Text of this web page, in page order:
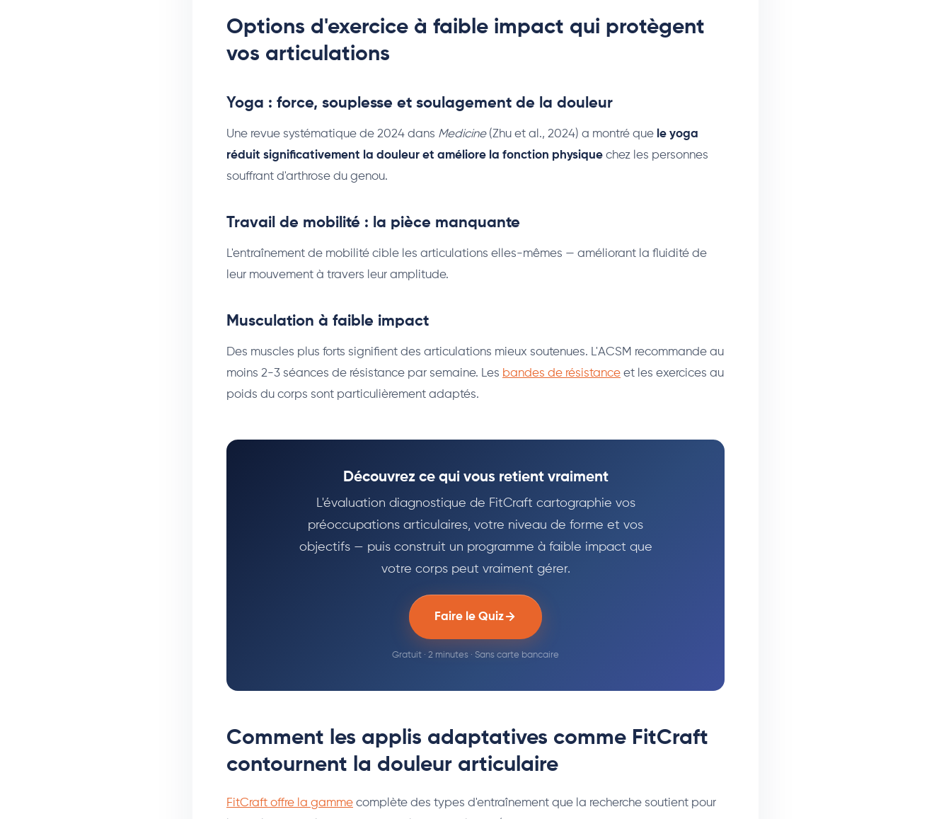
Options d'exercice à faible impact qui protègent
vos articulations
Yoga : force, souplesse et soulagement de la douleur
Une revue systématique de 2024 dans Medicine(Zhu et al., 2024) a montré que le yoga
réduit significativement la douleur et améliore la fonction physique chez les personnes
souffrant d'arthrose du genou.
Travail de mobilité : la pièce manquante
L'entraînement de mobilité cible les articulations elles-mêmes — améliorant la fluidité de
leur mouvement à travers leur amplitude.
Musculation à faible impact
Des muscles plus forts signifient des articulations mieux soutenues. L'ACSM recommande au
moins 2-3 séances de résistance par semaine. Les bandes de résistance et les exercices au
poids du corps sont particulièrement adaptés.
Découvrez ce qui vous retient vraiment
L'évaluation diagnostique de FitCraft cartographie vos
préoccupations articulaires, votre niveau de forme et vos
objectifs — puis construit un programme à faible impact que
votre corps peut vraiment gérer.
Faire le Quiz
Gratuit · 2 minutes · Sans carte bancaire
Comment les applis adaptatives comme FitCraft
contournent la douleur articulaire
FitCraft offre la gamme complète des types d'entraînement que la recherche soutient pour